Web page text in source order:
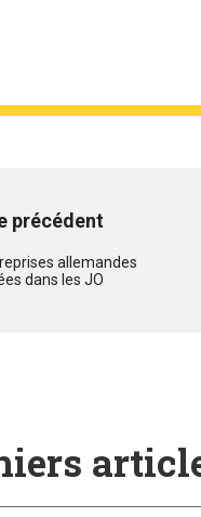
précédent
allemandes
dans les JO